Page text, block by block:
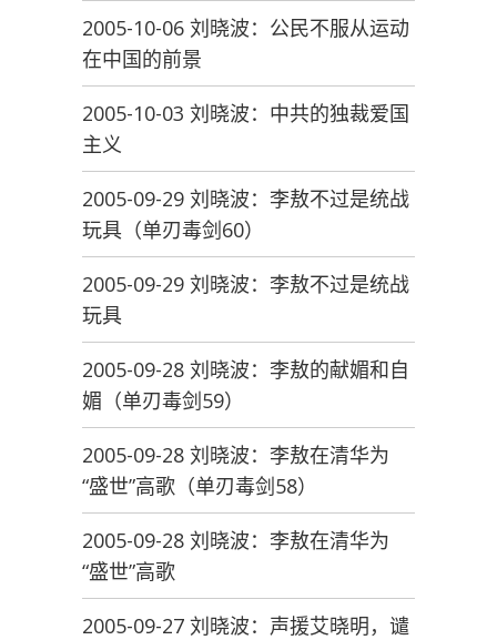
2005-10-06 刘晓波：公民不服从运动
在中国的前景
2005-10-03 刘晓波：中共的独裁爱国
主义
2005-09-29 刘晓波：李敖不过是统战
玩具（单刃毒剑60）
2005-09-29 刘晓波：李敖不过是统战
玩具
2005-09-28 刘晓波：李敖的献媚和自
媚（单刃毒剑59）
2005-09-28 刘晓波：李敖在清华为
“盛世”高歌（单刃毒剑58）
2005-09-28 刘晓波：李敖在清华为
“盛世”高歌
2005-09-27 刘晓波：声援艾晓明，谴